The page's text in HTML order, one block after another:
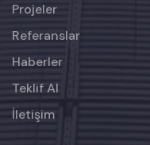
Projeler
Referanslar
Haberler
Teklif Al
İletişim